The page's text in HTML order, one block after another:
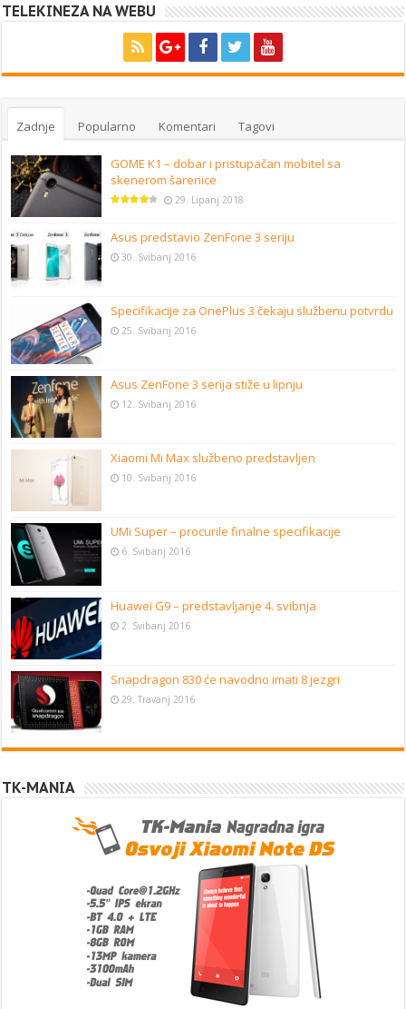
TELEKINEZA NA WEBU
Zadnje Popularno Komentari Tagovi
GOME K1 – dobar i pristupačan mobitel sa
skenerom šarenice
29. Lipanj 2018
Asus predstavio ZenFone 3 seriju
30. Svibanj 2016
Specifikacije za OnePlus 3 čekaju službenu potvrdu
25. Svibanj 2016
Asus ZenFone 3 serija stiže u lipnju
12. Svibanj 2016
Xiaomi Mi Max službeno predstavljen
10. Svibanj 2016
UMi Super – procurile finalne specifikacije
6. Svibanj 2016
Huawei G9 – predstavljanje 4. svibnja
2. Svibanj 2016
Snapdragon 830 će navodno imati 8 jezgri
29. Travanj 2016
TK-MANIA